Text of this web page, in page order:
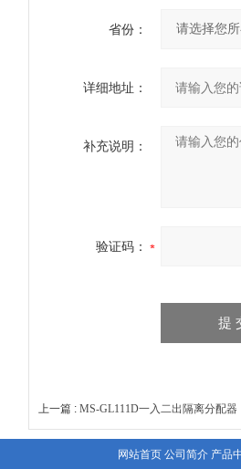
省份：
详细地址：
补充说明：
验证码：
上一篇 : MS-GL111D一入二出隔离分配器
网站首页 公司简介 产品